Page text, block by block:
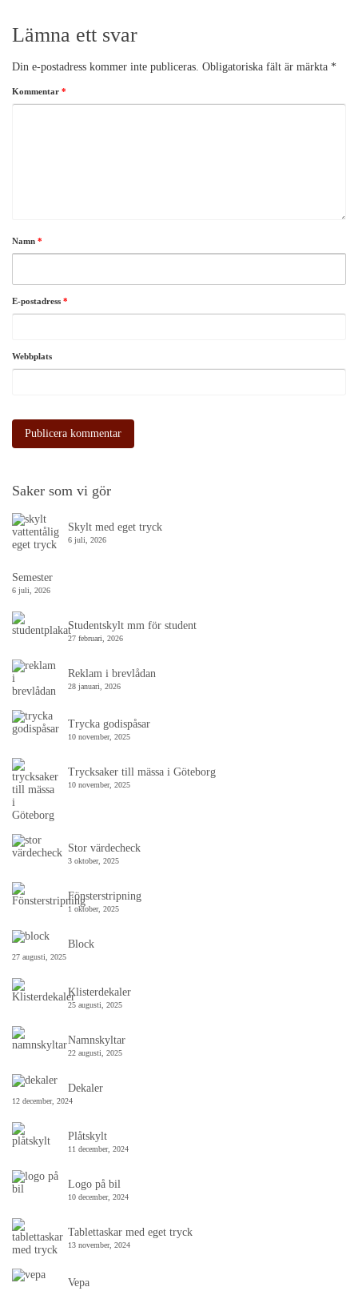
Lämna ett svar
Din e-postadress kommer inte publiceras. Obligatoriska fält är märkta *
Kommentar *
Namn *
E-postadress *
Webbplats
Saker som vi gör
Skylt med eget tryck
6 juli, 2026
Semester
6 juli, 2026
Studentskylt mm för student
27 februari, 2026
Reklam i brevlådan
28 januari, 2026
Trycka godispåsar
10 november, 2025
Trycksaker till mässa i Göteborg
10 november, 2025
Stor värdecheck
3 oktober, 2025
Fönsterstripning
1 oktober, 2025
Block
27 augusti, 2025
Klisterdekaler
25 augusti, 2025
Namnskyltar
22 augusti, 2025
Dekaler
12 december, 2024
Plåtskylt
11 december, 2024
Logo på bil
10 december, 2024
Tablettaskar med eget tryck
13 november, 2024
Vepa